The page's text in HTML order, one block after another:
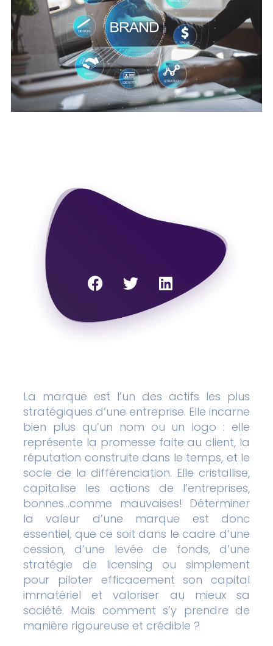
La marque est l’un des actifs les plus
stratégiques d’une entreprise. Elle incarne
bien plus qu’un nom ou un logo : elle
représente la promesse faite au client, la
réputation construite dans le temps, et le
socle de la différenciation. Elle cristallise,
capitalise les actions de l’entreprises,
bonnes…comme mauvaises! Déterminer
la valeur d’une marque est donc
essentiel, que ce soit dans le cadre d’une
cession, d’une levée de fonds, d’une
stratégie de licensing ou simplement
pour piloter efficacement son capital
immatériel et valoriser au mieux sa
société. Mais comment s’y prendre de
manière rigoureuse et crédible ?